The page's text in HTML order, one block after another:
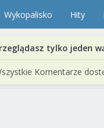
Wykopalisko Hity
tylko jeden
Komentarze